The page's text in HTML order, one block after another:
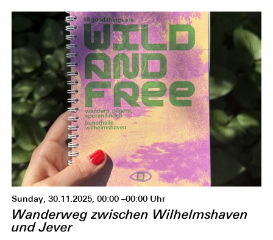
Sunday, 30.11.2025, 00:00 –00:00 Uhr
Wanderweg zwischen Wilhelmshaven
und Jever